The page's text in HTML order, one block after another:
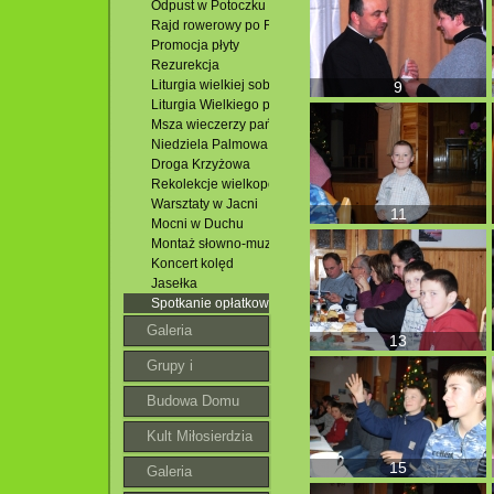
Odpust w Potoczku
Rajd rowerowy po Roztoczu
Promocja płyty
Rezurekcja
Liturgia wielkiej soboty
Liturgia Wielkiego piątku
Msza wieczerzy pańskiej
Niedziela Palmowa
Droga Krzyżowa
Rekolekcje wielkopostne
Warsztaty w Jacni
Mocni w Duchu
Montaż słowno-muzyczny
Koncert kolęd
Jasełka
Spotkanie opłatkowe
Galeria
Grupy i
wspólnoty
Budowa Domu
Parafialnego
Kult Miłosierdzia
Bożego
Galeria
9
11
13
15